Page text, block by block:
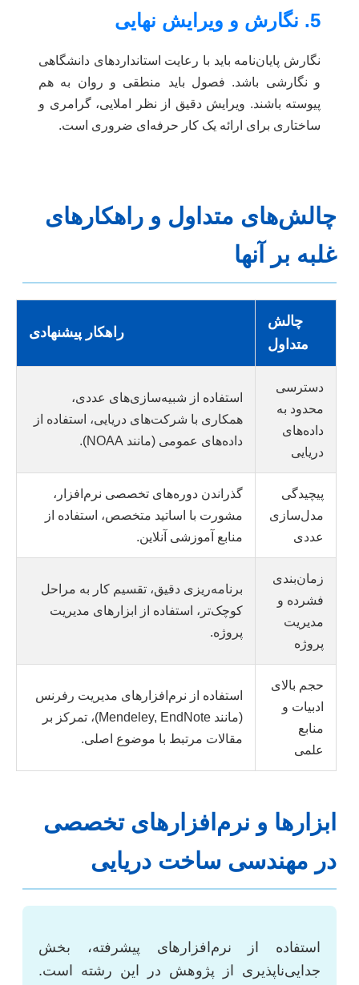
5. نگارش و ویرایش نهایی
نگارش پایان‌نامه باید با رعایت استانداردهای دانشگاهی
و نگارشی باشد. فصول باید منطقی و روان به هم
پیوسته باشند. ویرایش دقیق از نظر املایی، گرامری و
ساختاری برای ارائه یک کار حرفه‌ای ضروری است.
چالش‌های متداول و راهکارهای
غلبه بر آنها
چالش
متداول
راهکار پیشنهادی
دسترسی
محدود به
داده‌های
دریایی
استفاده از شبیه‌سازی‌های عددی،
همکاری با شرکت‌های دریایی، استفاده از
داده‌های عمومی (مانند NOAA).
پیچیدگی
مدل‌سازی
عددی
گذراندن دوره‌های تخصصی نرم‌افزار،
مشورت با اساتید متخصص، استفاده از
منابع آموزشی آنلاین.
زمان‌بندی
فشرده و
مدیریت
پروژه
برنامه‌ریزی دقیق، تقسیم کار به مراحل
کوچک‌تر، استفاده از ابزارهای مدیریت
پروژه.
حجم بالای
ادبیات و
منابع
علمی
استفاده از نرم‌افزارهای مدیریت رفرنس
(مانند Mendeley, EndNote)، تمرکز بر
مقالات مرتبط با موضوع اصلی.
ابزارها و نرم‌افزارهای تخصصی
در مهندسی ساخت دریایی
استفاده از نرم‌افزارهای پیشرفته، بخش
جدایی‌ناپذیری از پژوهش در این رشته است.